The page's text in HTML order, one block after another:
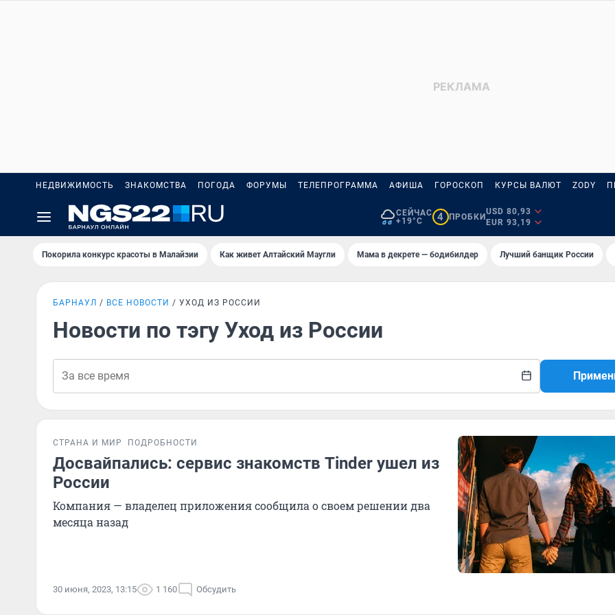
НЕДВИЖИМОСТЬ ЗНАКОМСТВА ПОГОДА ФОРУМЫ ТЕЛЕПРОГРАММА АФИША ГОРОСКОП КУРСЫ ВАЛЮТ ZODY
СЕЙЧАС
+19°C
4 ПРОБКИ
USD 80,93
EUR 93,19
Покорила конкурс красоты в Малайзии Как живет Алтайский Маугли Мама в декрете — бодибилдер Лучший банщик России
БАРНАУЛ ВСЕ НОВОСТИ УХОД ИЗ РОССИИ
Новости по тэгу Уход из России
СТРАНА И МИР ПОДРОБНОСТИ
Досвайпались: сервис знакомств Tinder ушел из
России
Компания — владелец приложения сообщила о своем решении два
месяца назад
30 июня, 2023, 13:15 1 160 Обсудить